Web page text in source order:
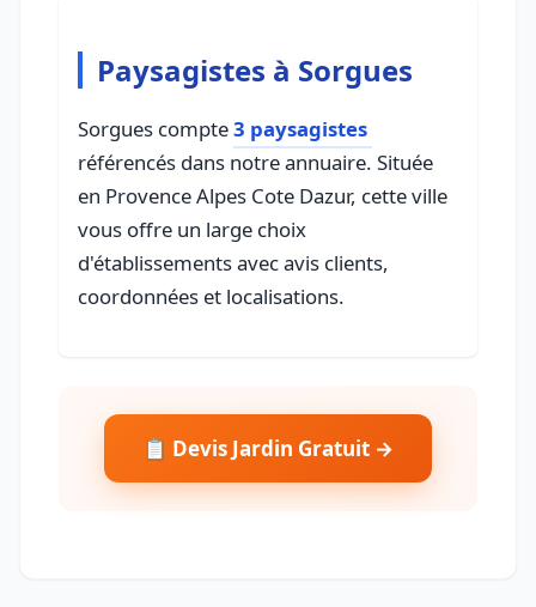
Paysagistes à Sorgues
Sorgues compte3 paysagistes
référencés dans notre annuaire. Située
en Provence Alpes Cote Dazur, cette ville
vous offre un large choix
d'établissements avec avis clients,
coordonnées et localisations.
📋 Devis Jardin Gratuit →